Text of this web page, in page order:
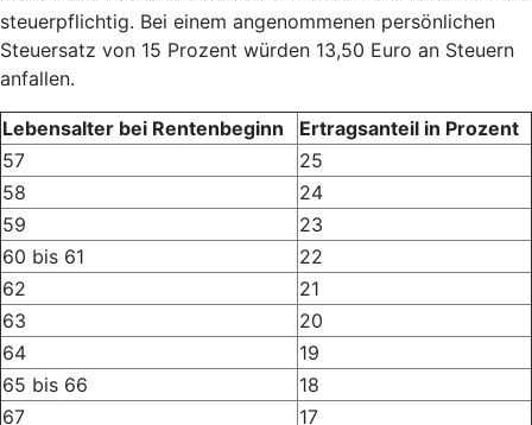
steuerpflichtig. Bei einem angenommenen persönlichen
Steuersatz von 15 Prozent würden 13,50 Euro an Steuern
anfallen.
Lebensalter bei Rentenbeginn
Ertragsanteil in Prozent
57
25
58
24
59
23
60 bis 61
22
62
21
63
20
64
19
65 bis 66
18
67
17